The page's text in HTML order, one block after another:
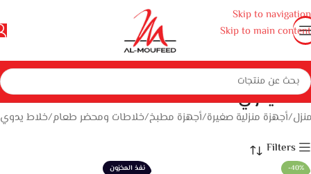
Skip to navigation
Skip to main content
خلاط يدوي
أجهزة منزلية صغيرة أجهزة مطبخ خلاطات ومحضر طعام خلاط يدوي
Filters
-40% نفذ المخزون